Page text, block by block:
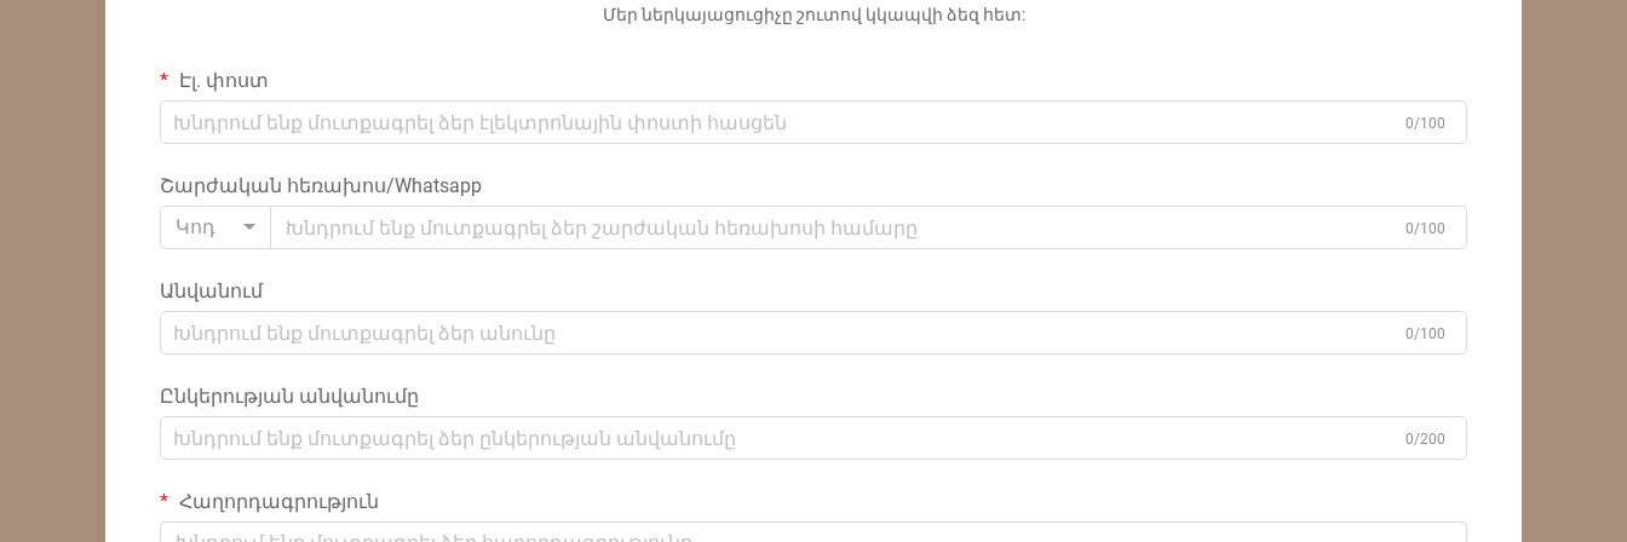
Մեր ներկայացուցիչը շուտով կկապվի ձեզ հետ:
Էլ. փոստ
0/100
Շարժական հեռախոս/Whatsapp
Կոդ
0/100
Անվանում
0/100
Ընկերության անվանումը
0/200
Հաղորդագրություն